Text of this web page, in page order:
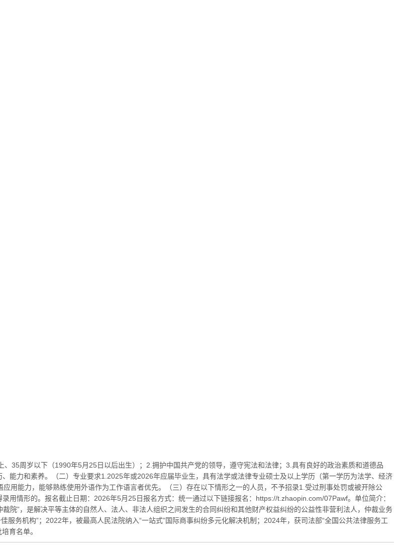
35周岁以下（1990年5月25日以后出生）‌；2.拥护中国共产党的领导，遵守宪法和法律；3.具有良好的政治素质和道德品
能力和素养。（二）专业要求1.2025年或2026年应届毕业生，具有法学或法律专业硕士及以上学历（第一学历为法学、经济
用能力，能够熟练使用外语作为工作语言者优先。（三）存在以下情形之一的人员，不予招录1.受过刑事处罚或被开除公
用情形的。报名截止日期：2026年5月25日报名方式：统一通过以下链接报名：https://t.zhaopin.com/07Pawf。单位简介：
院”，是解决平等主体的自然人、法人、非法人组织之间发生的合同纠纷和其他财产权益纠纷的公益性非营利法人，仲裁业务
务机构”；2022年，被最高人民法院纳入“一站式”国际商事纠纷多元化解决机制；2024年，获司法部“全国公共法律服务工
育名单。